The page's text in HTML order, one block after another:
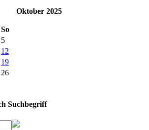
Oktober 2025
So
5
12
19
26
Suchbegriff